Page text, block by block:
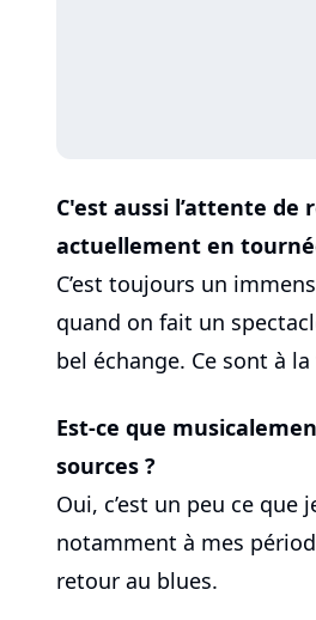
C'est aussi l’attente
actuellement en
C’est toujours un
quand on fait un
bel échange. Ce sont à
Est-ce que
sources ?
Oui, c’est un peu ce que
notamment à mes
retour au blues.